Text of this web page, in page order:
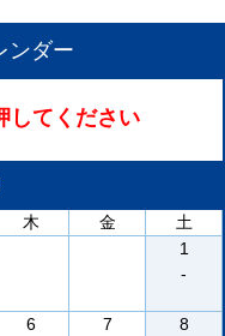
ンダー
してください
木 金
土
1
-
6
7
8